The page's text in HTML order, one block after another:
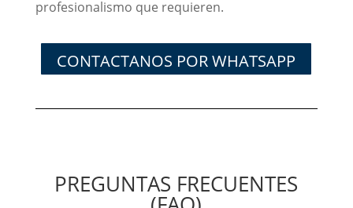
profesionalismo que requieren.
CONTACTANOS POR WHATSAPP
PREGUNTAS FRECUENTES